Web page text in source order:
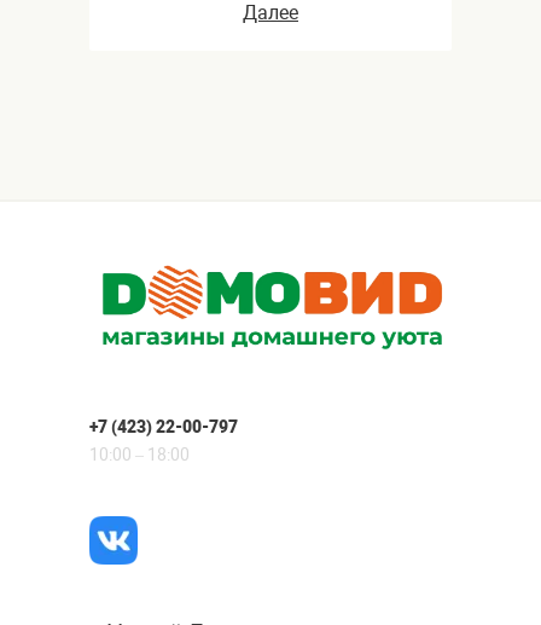
Далее
+7 (423) 22-00-797
10:00 – 18:00